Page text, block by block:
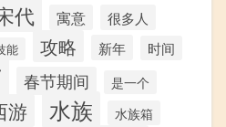
代 寓意 很多人
能 攻略 新年 时间
春节期间 是一个
游 水族 水族箱